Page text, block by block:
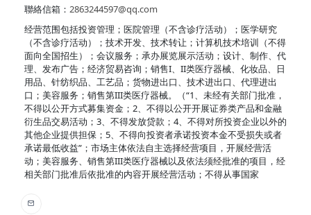
聯絡信箱： 2863244597@qq.com
经营范围包括投资管理；医院管理（不含诊疗活动）；医学研究
（不含诊疗活动）；技术开发、技术转让；计算机技术培训（不得
面向全国招生）；会议服务；承办展览展示活动；设计、制作、代
理、发布广告；经济贸易咨询；销售I、II类医疗器械、化妆品、日
用品、针纺织品、工艺品；货物进出口、技术进出口、代理进出
口；美容服务；销售第III类医疗器械。（“1、未经有关部门批准，
不得以公开方式募集资金；2、不得以公开开展证券类产品和金融
衍生品交易活动；3、不得发放贷款；4、不得对所投资企业以外的
其他企业提供担保；5、不得向投资者承诺投资本金不受损失或者
承诺最低收益”；市场主体依法自主选择经营项目，开展经营活
动；美容服务、销售第III类医疗器械以及依法须经批准的项目，经
相关部门批准后依批准的内容开展经营活动；不得从事国家